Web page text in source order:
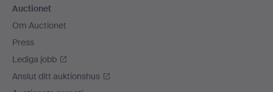
Auctionet
Om Auctionet
Press
Lediga jobb
Anslut ditt auktionshus